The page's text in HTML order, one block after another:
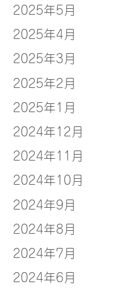
2025年5月
2025年4月
2025年3月
2025年2月
2025年1月
2024年12月
2024年11月
2024年10月
2024年9月
2024年8月
2024年7月
2024年6月